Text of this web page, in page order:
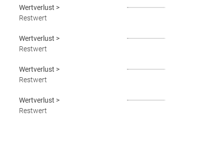
Wertverlust >
Restwert
Wertverlust >
Restwert
Wertverlust >
Restwert
Wertverlust >
Restwert